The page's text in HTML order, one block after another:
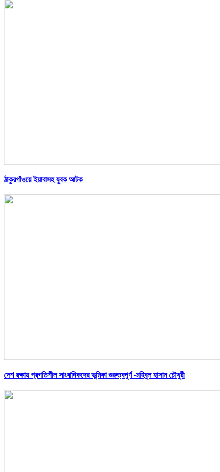
ঠাকুরগাঁওয়ে ইয়াবাসহ যুবক আটক
দেশ রক্ষায় প্রগতিশীল সাংবাদিকদের ভুমিকা গুরুত্বপূর্ণ -মহিবুল হাসান চৌধুরী